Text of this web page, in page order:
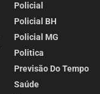
Policial
Policial BH
Policial MG
Politica
Previsão Do Tempo
Saúde